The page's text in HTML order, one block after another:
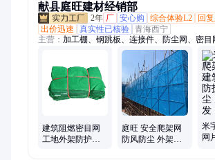
献县庭旺建材经销部
2年 厂 安心购 综合体验L2
回
出价迅速
真实性已核验 青海西宁
主营： 加工棚、钢跳板、连接件、防尘网、密目
护棚、样板间、板间模型、建筑扣件、铸铁扣件
接卡扣、锻造扣件、构件样板、铸造扣件、蝴蝶
夹具、基坑护栏、定位桩、钢筋棚、钢筋网片、
螺丝
建筑阻燃密目网
工地外架防护网
庭旺 安全爬架网
防风防尘 外架钢
米
网